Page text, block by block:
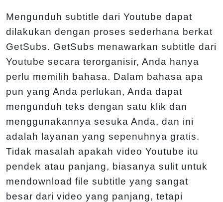
Mengunduh subtitle dari Youtube dapat
dilakukan dengan proses sederhana berkat
GetSubs. GetSubs menawarkan subtitle dari
Youtube secara terorganisir, Anda hanya
perlu memilih bahasa. Dalam bahasa apa
pun yang Anda perlukan, Anda dapat
mengunduh teks dengan satu klik dan
menggunakannya sesuka Anda, dan ini
adalah layanan yang sepenuhnya gratis.
Tidak masalah apakah video Youtube itu
pendek atau panjang, biasanya sulit untuk
mendownload file subtitle yang sangat
besar dari video yang panjang, tetapi